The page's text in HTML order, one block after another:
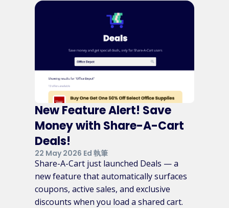
New Feature Alert! Save
Money with Share-A-Cart
Deals!
22 May 2026 Ed 執筆
Share-A-Cart just launched Deals — a
new feature that automatically surfaces
coupons, active sales, and exclusive
discounts when you load a shared cart.